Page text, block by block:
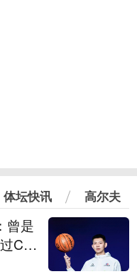
体坛快讯 高尔夫
曾是
CB